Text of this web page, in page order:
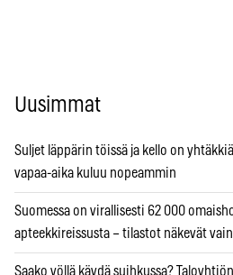
Uusimmat
Suljet läppärin töissä ja kello on
vapaa-aika kuluu nopeammin
Suomessa on virallisesti 62 000
apteekkireissusta – tilastot näkevät
Saako yöllä käydä suihkussa?